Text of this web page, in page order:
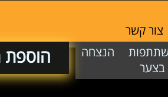
צור קשר
בצער
הנצחה